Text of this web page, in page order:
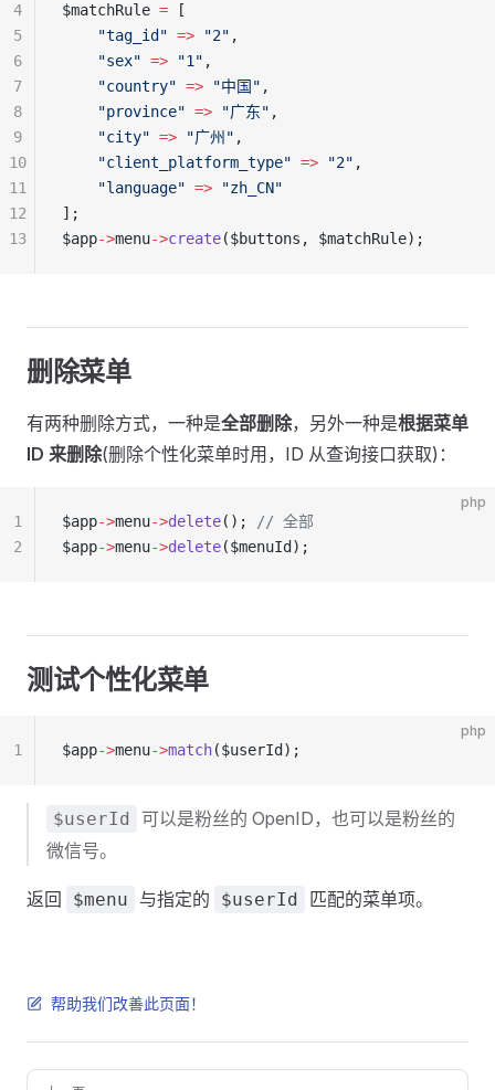
$matchRule = [
    "tag_id"
=> "2" ,
    "sex"
=> "1" ,
    "country"
=> "中国" ,
    "province"
=> "广东" ,
    "city"
=> "广州" ,
    "client_platform_type"
=> "2" ,
    "language"
=> "zh_CN"
];
$app->menu->create($buttons, $matchRule);
4
5
6
7
8
9
10
11
12
13
删除菜单
有两种删除方式，一种是全部删除，另外一种是根据菜单
ID 来删除(删除个性化菜单时用，ID 从查询接口获取)：
php
$app->menu->delete();
// 全部
$app->menu->delete($menuId);
1
2
测试个性化菜单
php
$app->menu->match($userId);
1
$userId
可以是粉丝的 OpenID，也可以是粉丝的
微信号。
返回 $menu 与指定的 $userId 匹配的菜单项。
帮助我们改善此页面！
Pager